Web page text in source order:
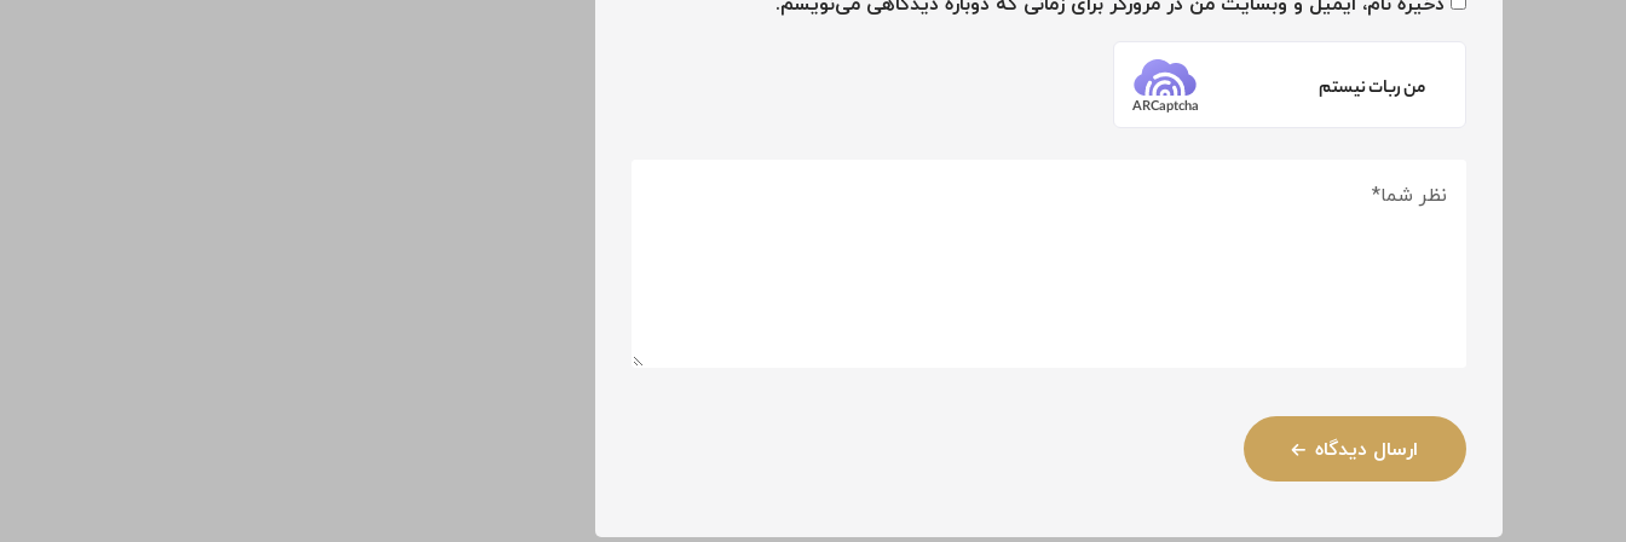
ذخیره نام، ایمیل و وبسایت من در مرورگر برای زمانی که دوباره دیدگاهی می‌نویسم.
من ربات نیستم
ARCaptcha
ارسال دیدگاه